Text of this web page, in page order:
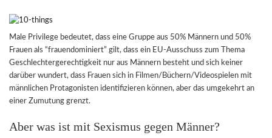
Male Privilege bedeutet, dass eine Gruppe aus 50% Männern und 50%
Frauen als “frauendominiert” gilt, dass ein EU-Ausschuss zum Thema
Geschlechtergerechtigkeit nur aus Männern besteht und sich keiner
darüber wundert, dass Frauen sich in Filmen/Büchern/Videospielen mit
männlichen Protagonisten identifizieren können, aber das umgekehrt an
einer Zumutung grenzt.
Aber was ist mit Sexismus gegen Männer?